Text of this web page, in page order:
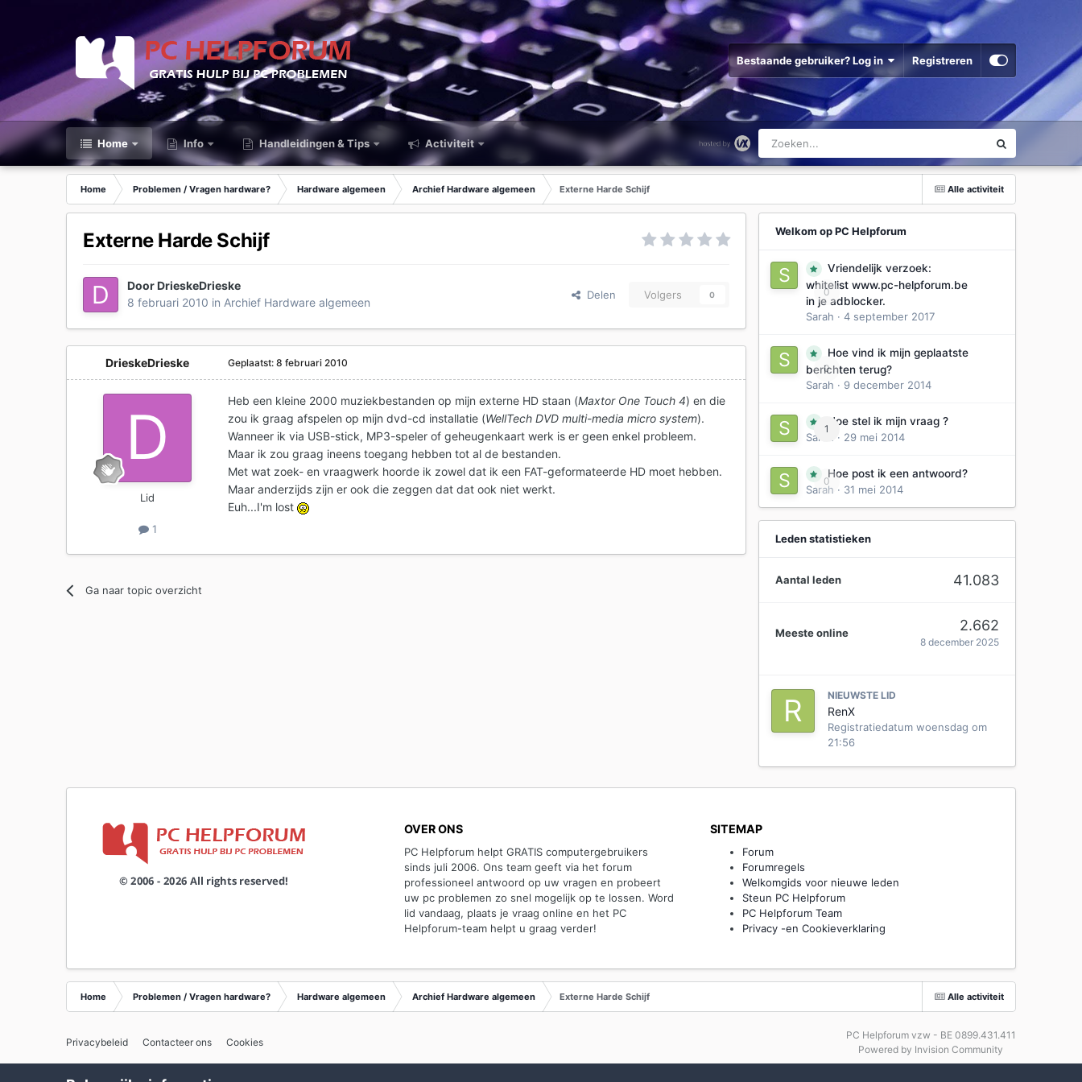
Bestaande gebruiker? Log in Registreren
Home Info Handleidingen & Tips Activiteit
Alle activiteit
Home Problemen / Vragen hardware? Hardware algemeen Archief Hardware algemeen Externe Harde Schijf
Externe Harde Schijf
DoorDrieskeDrieske
8 februari 2010 in Archief Hardware algemeen
Delen Volgers 0
DrieskeDrieske
Lid
1
Geplaatst:8 februari 2010
Heb een kleine 2000 muziekbestanden op mijn externe HD staan (Maxtor One Touch 4) en die
zou ik graag afspelen op mijn dvd-cd installatie (WellTech DVD multi-media micro system).
Wanneer ik via USB-stick, MP3-speler of geheugenkaart werk is er geen enkel probleem.
Maar ik zou graag ineens toegang hebben tot al de bestanden.
Met wat zoek- en vraagwerk hoorde ik zowel dat ik een FAT-geformateerde HD moet hebben.
Maar anderzijds zijn er ook die zeggen dat dat ook niet werkt.
Euh...I'm lost
Ga naar topic overzicht
Welkom op PC Helpforum
0
Vriendelijk verzoek:
whitelist www.pc-helpforum.be
in je adblocker.
Sarah · 4 september 2017
0
Hoe vind ik mijn geplaatste
berichten terug?
Sarah · 9 december 2014
1
Hoe stel ik mijn vraag ?
Sarah
· 29 mei 2014
0
Hoe post ik een antwoord?
Sarah · 31 mei 2014
Leden statistieken
Aantal leden 41.083
Meeste online 2.662
8 december 2025
NIEUWSTE LID
RenX
Registratiedatum woensdag om
21:56
OVER ONS
PC Helpforum helpt GRATIS computergebruikers
sinds juli 2006. Ons team geeft via het forum
professioneel antwoord op uw vragen en probeert
uw pc problemen zo snel mogelijk op te lossen. Word
lid vandaag, plaats je vraag online en het PC
Helpforum-team helpt u graag verder!
SITEMAP
Forum
Forumregels
Welkomgids voor nieuwe leden
Steun PC Helpforum
PC Helpforum Team
Privacy -en Cookieverklaring
Alle activiteit
Home Problemen / Vragen hardware? Hardware algemeen Archief Hardware algemeen Externe Harde Schijf
Privacybeleid Contacteer ons Cookies
PC Helpforum vzw - BE 0899.431.411
Powered by Invision Community